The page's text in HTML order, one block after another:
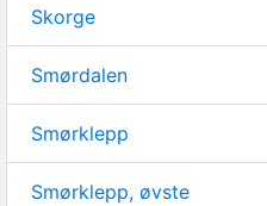
Skorge
Smørdalen
Smørklepp
Smørklepp, øvste